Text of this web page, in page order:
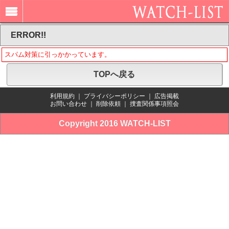
ERROR!!
スパム対策に引っかかっています。
TOPへ戻る
利用規約 プライバシーポリシー
広告掲載
お問い合わせ
削除依頼 捜査関係事項照会
Copyright 2016 WATCH-LIST